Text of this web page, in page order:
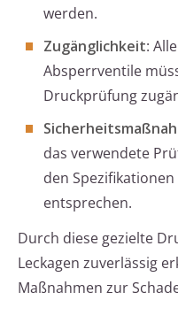
werden.
Zugänglichkeit:
Absperrventile
Druckprüfung
das verwendete
den
entsprechen.
Durch diese gezielte
Leckagen zuverlässig
Maßnahmen zur